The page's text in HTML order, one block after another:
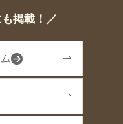
掲載！／